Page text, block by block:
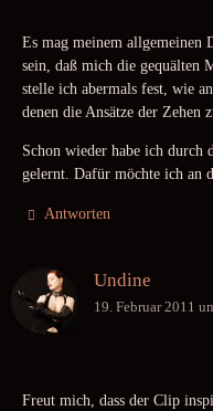
Es mag meinem allgemeinen
sein, daß mich die gequälten
stelle ich abermals fest, wie
denen die Ansätze der Zehen
Schon wieder habe ich durch
gelernt. Dafür möchte ich an
Antworten
Undine
19. Februar 2011
Freut mich, dass der Clip